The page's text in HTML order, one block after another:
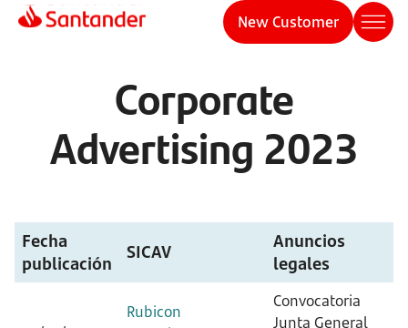
New Customer
Corporate
Advertising 2023
Fecha
publicación
SICAV
Anuncios
legales
Rubicon
Convocatoria
Junta General